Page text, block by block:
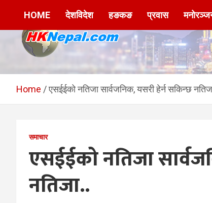
HKNepal.com –
हङकङबाट सञ्चालित
hknepal, hknepal.com, hk nepal, hk nepal com
HOME देशविदेश हङकङ प्रवास
Home एसईईको नतिजा सार्वजनिक, यसरी हेर्न सकिन्छ
समाचार
एसईईको नतिजा
नतिजा..